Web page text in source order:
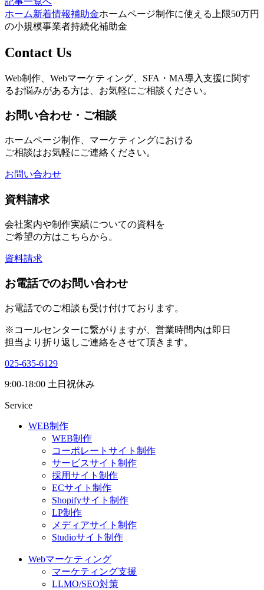
ホーム新着情報補助金ホームページ制作に使える上限50万円
の小規模事業者持続化補助金
Contact Us
Web制作、Webマーケティング、SFA・MA導入支援に関す
るお悩みがある方は、お気軽にご相談ください。
お問い合わせ・ご相談
ホームページ制作、マーケティングにおける
ご相談はお気軽にご連絡ください。
お問い合わせ
資料請求
会社案内や制作実績についての資料を
ご希望の方はこちらから。
資料請求
お電話でのお問い合わせ
お電話でのご相談も受け付けております。
※コールセンターに繋がりますが、営業時間内は即日
担当より折り返しご連絡をさせて頂きます。
025-635-6129
9:00-18:00 土日祝休み
Service
WEB制作
WEB制作
コーポレートサイト制作
サービスサイト制作
採用サイト制作
ECサイト制作
Shopifyサイト制作
LP制作
メディアサイト制作
Studioサイト制作
Webマーケティング
マーケティング支援
LLMO/SEO対策